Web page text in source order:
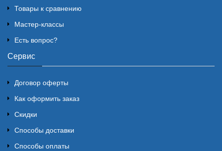
Товары к сравнению
Мастер-классы
Есть вопрос?
Сервис
Договор оферты
Как оформить заказ
Скидки
Способы доставки
Способы оплаты